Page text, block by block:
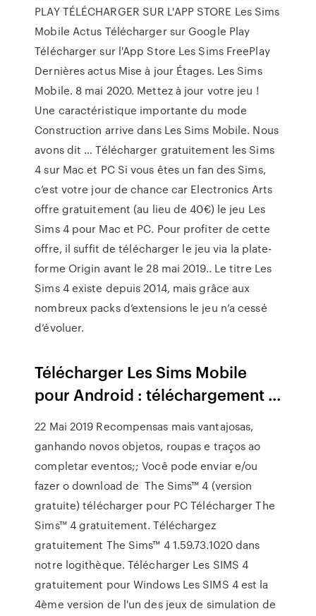
PLAY TÉLÉCHARGER SUR L'APP STORE Les Sims
Mobile Actus Télécharger sur Google Play
Télécharger sur l'App Store Les Sims FreePlay
Dernières actus Mise à jour Étages. Les Sims
Mobile. 8 mai 2020. Mettez à jour votre jeu !
Une caractéristique importante du mode
Construction arrive dans Les Sims Mobile. Nous
avons dit … Télécharger gratuitement les Sims
4 sur Mac et PC Si vous êtes un fan des Sims,
c’est votre jour de chance car Electronics Arts
offre gratuitement (au lieu de 40€) le jeu Les
Sims 4 pour Mac et PC. Pour profiter de cette
offre, il suffit de télécharger le jeu via la plate-
forme Origin avant le 28 mai 2019.. Le titre Les
Sims 4 existe depuis 2014, mais grâce aux
nombreux packs d’extensions le jeu n’a cessé
d’évoluer.
Télécharger Les Sims Mobile
pour Android : téléchargement ...
22 Mai 2019 Recompensas mais vantajosas,
ganhando novos objetos, roupas e traços ao
completar eventos;; Você pode enviar e/ou
fazer o download de The Sims™ 4 (version
gratuite) télécharger pour PC Télécharger The
Sims™ 4 gratuitement. Téléchargez
gratuitement The Sims™ 4 1.59.73.1020 dans
notre logithèque. Télécharger Les SIMS 4
gratuitement pour Windows Les SIMS 4 est la
4ème version de l'un des jeux de simulation de